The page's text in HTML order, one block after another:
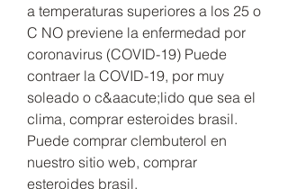
a temperaturas superiores a los 25 o
C NO previene la enfermedad por
coronavirus (COVID-19) Puede
contraer la COVID-19, por muy
soleado o c&aacute;lido que sea el
clima, comprar esteroides brasil.
Puede comprar clembuterol en
nuestro sitio web, comprar
esteroides brasil.